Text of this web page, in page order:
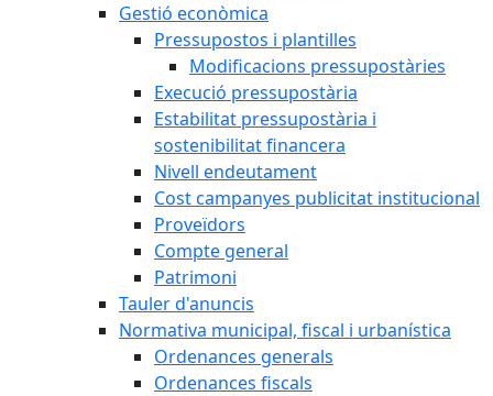
Gestió econòmica
Pressupostos i plantilles
Modificacions pressupostàries
Execució pressupostària
Estabilitat pressupostària i
sostenibilitat financera
Nivell endeutament
Cost campanyes publicitat institucional
Proveïdors
Compte general
Patrimoni
Tauler d'anuncis
Normativa municipal, fiscal i urbanística
Ordenances generals
Ordenances fiscals